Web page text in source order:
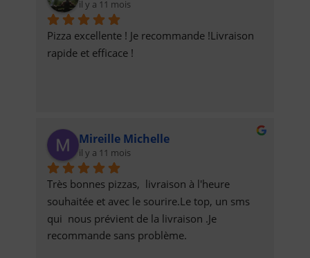
il y a 11 mois
Pizza excellente ! Je recommande !Livraison
rapide et efficace !
Mireille Michelle
il y a 11 mois
Très bonnes pizzas,  livraison à l'heure
souhaitée et avec le sourire.Le top, un sms
qui  nous prévient de la livraison .Je
recommande sans problème.